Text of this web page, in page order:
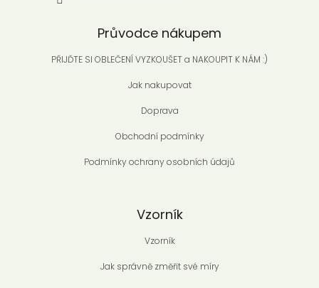
Průvodce nákupem
PŘIJĎTE SI OBLEČENÍ VYZKOUŠET a NAKOUPIT K NÁM :)
Jak nakupovat
Doprava
Obchodní podmínky
Podmínky ochrany osobních údajů
Vzorník
Vzorník
Jak správně změřit své míry